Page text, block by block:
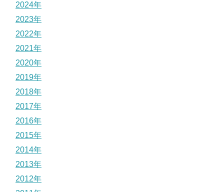
2024年
2023年
2022年
2021年
2020年
2019年
2018年
2017年
2016年
2015年
2014年
2013年
2012年